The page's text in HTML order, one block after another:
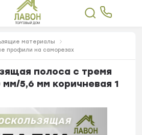
материалы
профили на саморезах
полоса с тремя
мм/5,6 мм коричневая 1